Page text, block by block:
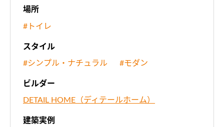
場所
#トイレ
スタイル
#シンプル・ナチュラル #モダン
ビルダー
DETAIL HOME（ディテールホーム）
建築実例